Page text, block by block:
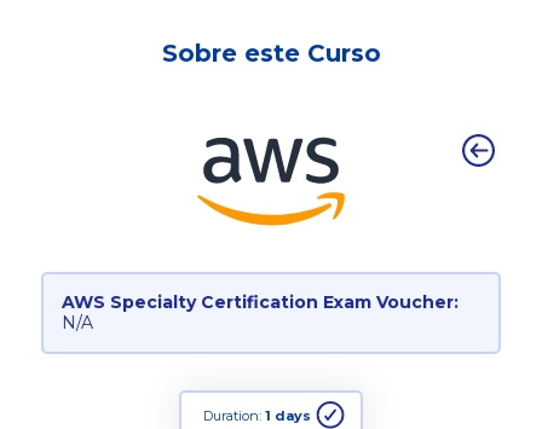
Sobre este Curso
AWS Specialty Certification Exam Voucher:
N/A
Duration: 1 days